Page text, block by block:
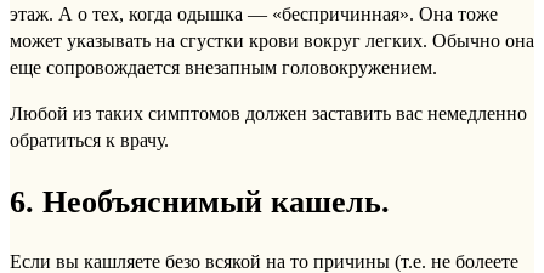
этаж. А о тех, когда одышка — «беспричинная». Она тоже
может указывать на сгустки крови вокруг легких. Обычно она
еще сопровождается внезапным головокружением.
Любой из таких симптомов должен заставить вас немедленно
обратиться к врачу.
6. Необъяснимый кашель.
Если вы кашляете безо всякой на то причины (т.е. не болеете